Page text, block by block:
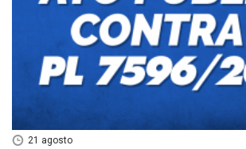
21 agosto